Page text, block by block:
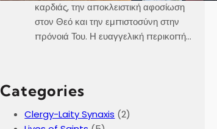
καρδιάς, την αποκλειστική αφοσίωση
στον Θεό και την εμπιστοσύνη στην
πρόνοιά Του. Η ευαγγελική περικοπή…
Categories
Clergy-Laity Synaxis (2)